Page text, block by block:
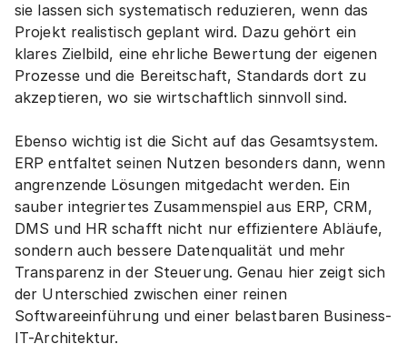
sie lassen sich systematisch reduzieren, wenn das
Projekt realistisch geplant wird. Dazu gehört ein
klares Zielbild, eine ehrliche Bewertung der eigenen
Prozesse und die Bereitschaft, Standards dort zu
akzeptieren, wo sie wirtschaftlich sinnvoll sind.
Ebenso wichtig ist die Sicht auf das Gesamtsystem.
ERP entfaltet seinen Nutzen besonders dann, wenn
angrenzende Lösungen mitgedacht werden. Ein
sauber integriertes Zusammenspiel aus ERP, CRM,
DMS und HR schafft nicht nur effizientere Abläufe,
sondern auch bessere Datenqualität und mehr
Transparenz in der Steuerung. Genau hier zeigt sich
der Unterschied zwischen einer reinen
Softwareeinführung und einer belastbaren Business-
IT-Architektur.